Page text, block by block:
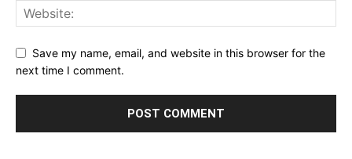
Save my name, email, and website in this browser for the
next time I comment.